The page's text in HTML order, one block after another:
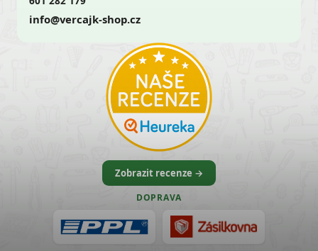
info@vercajk-shop.cz
Zobrazit recenze →
DOPRAVA